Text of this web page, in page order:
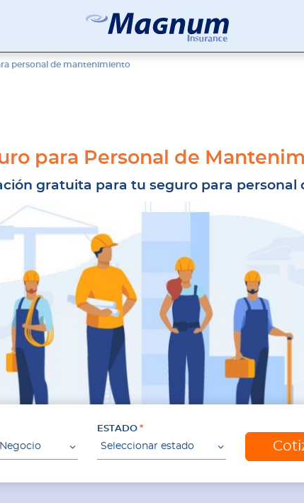
Seguros
Agencia
personal de mantenimiento
para Personal de
gratuita para tu seguro para
ESTADO
Seleccionar estado